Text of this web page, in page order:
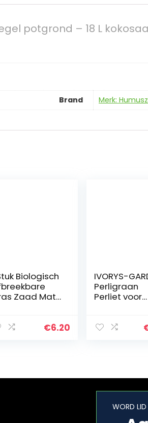
potgrond – 18 L
Brand Merk:
Biologisch
Zaad Mat
voor
€6.20
IVORYS-
Perligraan
Perliet voor
van de
WORD